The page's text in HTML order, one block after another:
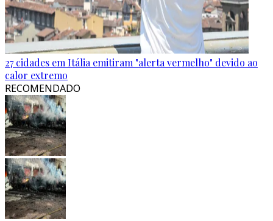
27 cidades em Itália emitiram "alerta vermelho" devido ao
calor extremo
RECOMENDADO